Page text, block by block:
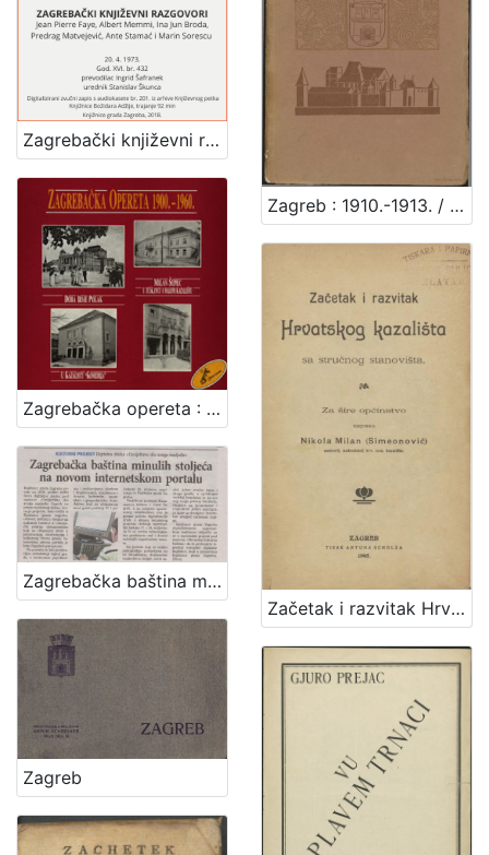
Zagrebački književni razgovori : Književni petak, dvorana u Novinarskom domu, 20. 4. 1973., br. 432 / Jean Pierre Faye ... [et al.] ; prevodilac Ingrid Šafranek ; urednik Stanislav Škunca
Zagrebačka opereta : 1900.-1960. : ulomci
Zagrebačka baština minulih stoljeća na novom internetskom portalu
Zagreb : 1910.-1913. / [napisao Vjekoslav Klaić]
Zagreb
Začetak i razvitak Hrvatskog kazališta sa stručnog stanovišta : za šire općinstvo / napisao Nikola Milan (Simeonović)